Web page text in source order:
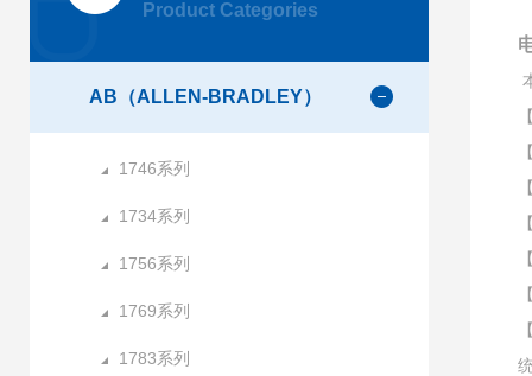
Product Categories
AB（ALLEN-BRADLEY）
1746系列
1734系列
1756系列
1769系列
1783系列